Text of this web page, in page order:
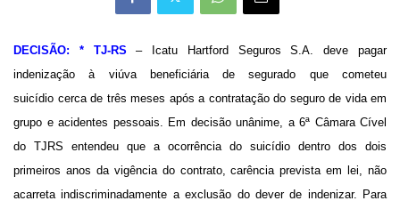
DECISÃO: * TJ-RS – Icatu Hartford Seguros S.A. deve pagar
indenização à viúva beneficiária de segurado que cometeu
suicídio cerca de três meses após a contratação do seguro de vida em
grupo e acidentes pessoais. Em decisão unânime, a 6ª Câmara Cível
do TJRS entendeu que a ocorrência do suicídio dentro dos dois
primeiros anos da vigência do contrato, carência prevista em lei, não
acarreta indiscriminadamente a exclusão do dever de indenizar. Para